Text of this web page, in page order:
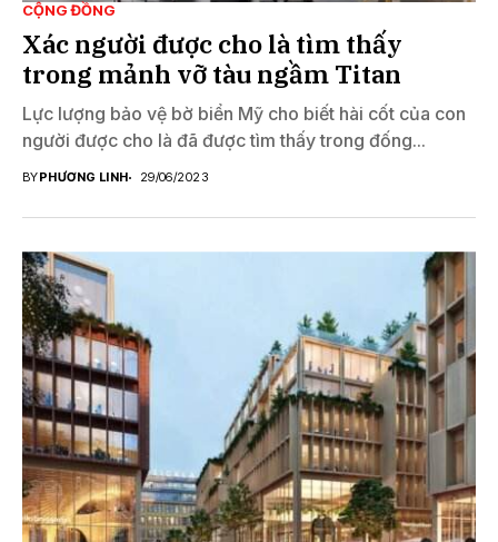
CỘNG ĐỒNG
Xác người được cho là tìm thấy
trong mảnh vỡ tàu ngầm Titan
Lực lượng bảo vệ bờ biển Mỹ cho biết hài cốt của con
người được cho là đã được tìm thấy trong đống...
BYPHƯƠNG LINH 29/06/2023